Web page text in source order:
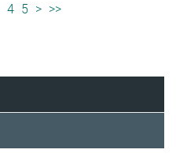
4 5 > >>